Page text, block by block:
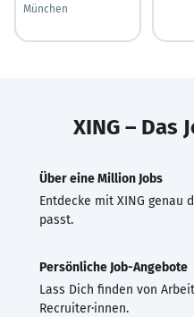
München
XING – Das
Über eine Million Jobs
Entdecke mit XING genau
passt.
Persönliche Job-Angebote
Lass Dich finden von
Recruiter·innen.